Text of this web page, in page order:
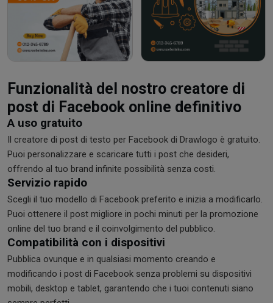
Funzionalità del nostro creatore di
post di Facebook online definitivo
A uso gratuito
Il creatore di post di testo per Facebook di Drawlogo è gratuito.
Puoi personalizzare e scaricare tutti i post che desideri,
offrendo al tuo brand infinite possibilità senza costi.
Servizio rapido
Scegli il tuo modello di Facebook preferito e inizia a modificarlo.
Puoi ottenere il post migliore in pochi minuti per la promozione
online del tuo brand e il coinvolgimento del pubblico.
Compatibilità con i dispositivi
Pubblica ovunque e in qualsiasi momento creando e
modificando i post di Facebook senza problemi su dispositivi
mobili, desktop e tablet, garantendo che i tuoi contenuti siano